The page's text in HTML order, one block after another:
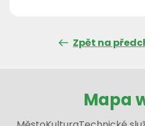
Zpět na
Mapa